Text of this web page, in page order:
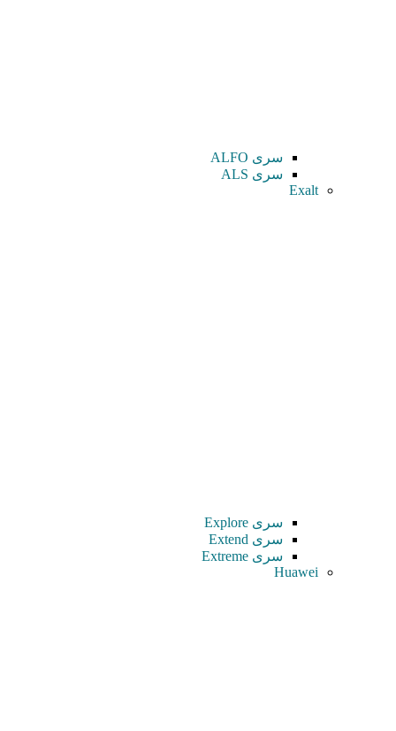
سری ALFO
سری ALS
Exalt
سری Explore
سری Extend
سری Extreme
Huawei